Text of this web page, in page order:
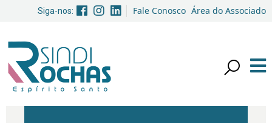
Siga-nos: Fale Conosco Área do Associado